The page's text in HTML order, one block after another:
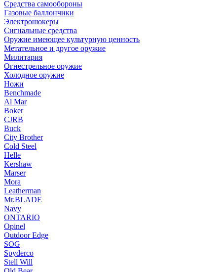
Средства самообороны
Газовые баллончики
Электрошокеры
Сигнальные средства
Оружие имеющее культурную ценность
Метательное и другое оружие
Милитария
Огнестрельное оружие
Холодное оружие
Ножи
Benchmade
Al Mar
Boker
CJRB
Buck
City Brother
Cold Steel
Helle
Kershaw
Marser
Mora
Leatherman
Mr.BLADE
Navy
ONTARIO
Opinel
Outdoor Edge
SOG
Spyderco
Stell Will